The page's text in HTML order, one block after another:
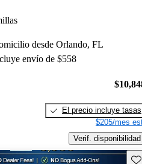
desde Orlando, FL
envío de $558
El precio incluye tasas
$205/mes
Verif. disponibilidad